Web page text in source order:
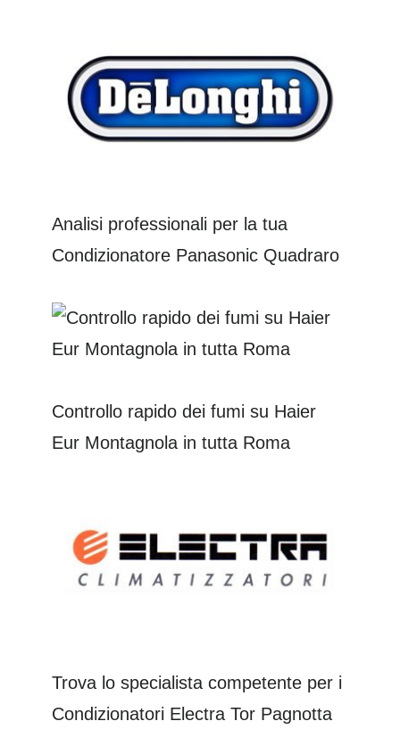
Analisi professionali per la tua
Condizionatore Panasonic Quadraro
Controllo rapido dei fumi su Haier
Eur Montagnola in tutta Roma
Trova lo specialista competente per i
Condizionatori Electra Tor Pagnotta